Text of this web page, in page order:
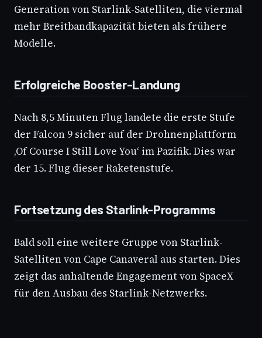
Generation von Starlink-Satelliten, die viermal
mehr Breitbandkapazität bieten als frühere
Modelle.
Erfolgreiche Booster-Landung
Nach 8,5 Minuten Flug landete die erste Stufe
der Falcon 9 sicher auf der Drohnenplattform
‚Of Course I Still Love You‘ im Pazifik. Dies war
der 15. Flug dieser Raketenstufe.
Fortsetzung des Starlink-Programms
Bald soll eine weitere Gruppe von Starlink-
Satelliten von Cape Canaveral aus starten. Dies
zeigt das anhaltende Engagement von SpaceX
für den Ausbau des Starlink-Netzwerks.